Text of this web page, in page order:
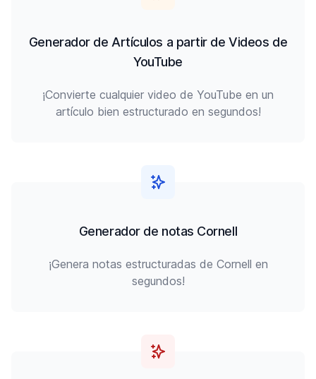
Generador de Artículos a partir de Videos de
YouTube
¡Convierte cualquier video de YouTube en un
artículo bien estructurado en segundos!
Generador de notas Cornell
¡Genera notas estructuradas de Cornell en
segundos!